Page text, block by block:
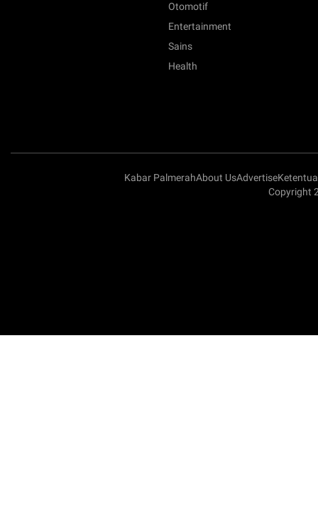
Otomotif
Entertainment
Sains
Health
Kabar PalmerahAbout UsAdvertise
Copyright